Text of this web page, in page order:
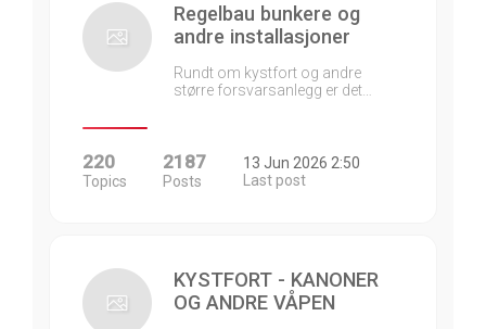
Regelbau bunkere og
andre installasjoner
Rundt om kystfort og andre
større forsvarsanlegg er det…
220
Topics
2187
Posts
13 Jun 2026 2:50
Last post
KYSTFORT - KANONER
OG ANDRE VÅPEN